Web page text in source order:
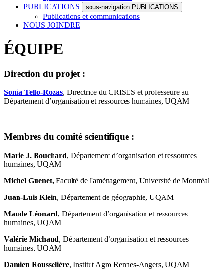
PUBLICATIONS
sous-navigation PUBLICATIONS
Publications et communications
NOUS JOINDRE
ÉQUIPE
Direction du projet :
Sonia Tello-Rozas, Directrice du CRISES et professeure au
Département d’organisation et ressources humaines, UQAM
Membres du comité scientifique :
Marie J. Bouchard, Département d’organisation et ressources
humaines, UQAM
Michel Guenet, Faculté de l'aménagement, Université de Montréal
Juan-Luis Klein, Département de géographie, UQAM
Maude Léonard, Département d’organisation et ressources
humaines, UQAM
Valérie Michaud, Département d’organisation et ressources
humaines, UQAM
Damien Rousselière, Institut Agro Rennes-Angers, UQAM